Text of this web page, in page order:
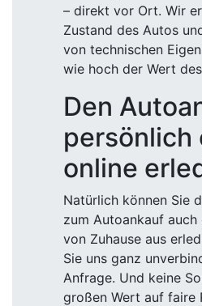
– direkt vor Ort. Wir
Zustand des Autos
von technischen
wie hoch der Wert
Den
persönlich
online
Natürlich können Sie
zum Autoankauf auch
von Zuhause aus
Sie uns ganz
Anfrage. Und keine
großen Wert auf faire